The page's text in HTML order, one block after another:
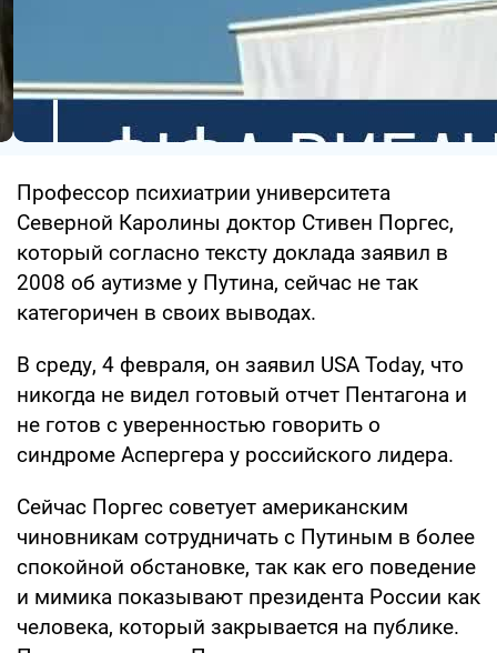
Профессор психиатрии университета
Северной Каролины доктор Стивен Поргес,
который согласно тексту доклада заявил в
2008 об аутизме у Путина, сейчас не так
категоричен в своих выводах.
В среду, 4 февраля, он заявил USA Today, что
никогда не видел готовый отчет Пентагона и
не готов с уверенностью говорить о
синдроме Аспергера у российского лидера.
Сейчас Поргес советует американским
чиновникам сотрудничать с Путиным в более
спокойной обстановке, так как его поведение
и мимика показывают президента России как
человека, который закрывается на публике.